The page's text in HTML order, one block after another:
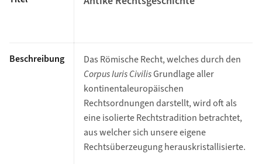
Beschreibung
Das Römische Recht, welches durch den
Corpus Iuris CivilisGrundlage aller
kontinentaleuropäischen
Rechtsordnungen darstellt, wird oft als
eine isolierte Rechtstradition betrachtet,
aus welcher sich unsere eigene
Rechtsüberzeugung herauskristallisierte.